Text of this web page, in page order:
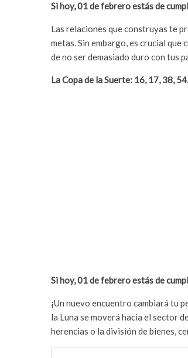
Si hoy, 01 de febrero estás de
Las relaciones que construyas te
metas. Sin embargo, es crucial
de no ser demasiado duro con tus
La Copa de la Suerte: 16, 17, 38,
Si hoy, 01 de febrero estás de
¡Un nuevo encuentro cambiará tu
la Luna se moverá hacia el sector
herencias o la división de bienes,